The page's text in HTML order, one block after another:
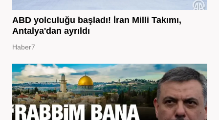
ABD yolculuğu başladı! İran Milli Takımı,
Antalya'dan ayrıldı
Haber7